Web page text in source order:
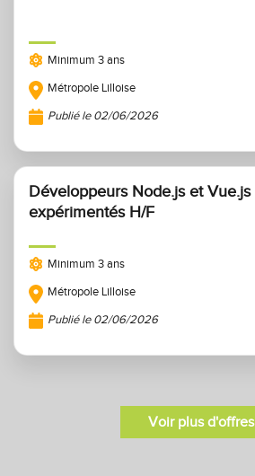
Minimum 3 ans
Métropole Lilloise
Publié le 02/06/2026
Développeurs Node.js et Vue.js
expérimentés H/F
Minimum 3 ans
Métropole Lilloise
Publié le 02/06/2026
Voir plus d'offres